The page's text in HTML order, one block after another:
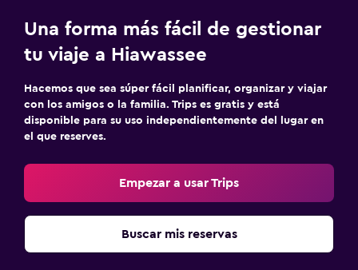
Una forma más fácil de gestionar
tu viaje a Hiawassee
Hacemos que sea súper fácil planificar, organizar y viajar
con los amigos o la familia. Trips es gratis y está
disponible para su uso independientemente del lugar en
el que reserves.
Empezar a usar Trips
Buscar mis reservas